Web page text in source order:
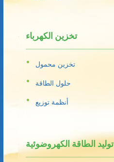
تخزين الكهرباء
تخزين محمول
حلول الطاقة
أنظمة توزيع
توليد الطاقة الكهروضوئية